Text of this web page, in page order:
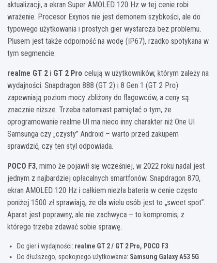
aktualizacji, a ekran Super AMOLED 120 Hz w tej cenie robi
wrażenie. Procesor Exynos nie jest demonem szybkości, ale do
typowego użytkowania i prostych gier wystarcza bez problemu.
Plusem jest także odporność na wodę (IP67), rzadko spotykana w
tym segmencie.
realme GT 2 i GT 2 Pro celują w użytkowników, którym zależy na
wydajności. Snapdragon 888 (GT 2) i 8 Gen 1 (GT 2 Pro)
zapewniają poziom mocy zbliżony do flagowców, a ceny są
znacznie niższe. Trzeba natomiast pamiętać o tym, że
oprogramowanie realme UI ma nieco inny charakter niż One UI
Samsunga czy „czysty” Android – warto przed zakupem
sprawdzić, czy ten styl odpowiada.
POCO F3, mimo że pojawił się wcześniej, w 2022 roku nadal jest
jednym z najbardziej opłacalnych smartfonów. Snapdragon 870,
ekran AMOLED 120 Hz i całkiem niezła bateria w cenie często
poniżej 1500 zł sprawiają, że dla wielu osób jest to „sweet spot”.
Aparat jest poprawny, ale nie zachwyca – to kompromis, z
którego trzeba zdawać sobie sprawę.
Do gier i wydajności: realme GT 2 / GT 2 Pro, POCO F3
Do dłuższego, spokojnego użytkowania: Samsung Galaxy A53 5G